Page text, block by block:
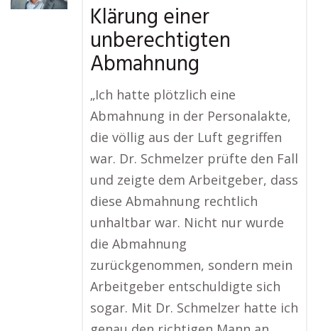
Klärung einer
unberechtigten
Abmahnung
„Ich hatte plötzlich eine
Abmahnung in der Personalakte,
die völlig aus der Luft gegriffen
war. Dr. Schmelzer prüfte den Fall
und zeigte dem Arbeitgeber, dass
diese Abmahnung rechtlich
unhaltbar war. Nicht nur wurde
die Abmahnung
zurückgenommen, sondern mein
Arbeitgeber entschuldigte sich
sogar. Mit Dr. Schmelzer hatte ich